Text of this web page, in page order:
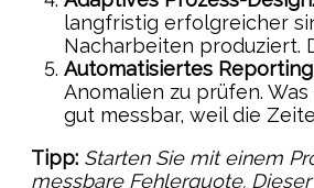
langfristig erfolgreicher
Nacharbeiten produziert.
Automatisiertes
Anomalien zu prüfen.
gut messbar, weil die
Tipp: Starten Sie mit einem
messbare Fehlerquote.